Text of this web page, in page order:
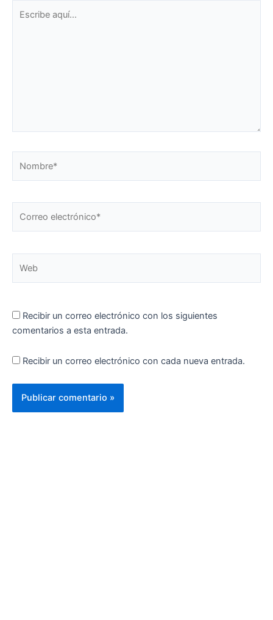
aquí...
Recibir un correo electrónico con los siguientes
comentarios a esta entrada.
Recibir un correo electrónico con cada nueva entrada.